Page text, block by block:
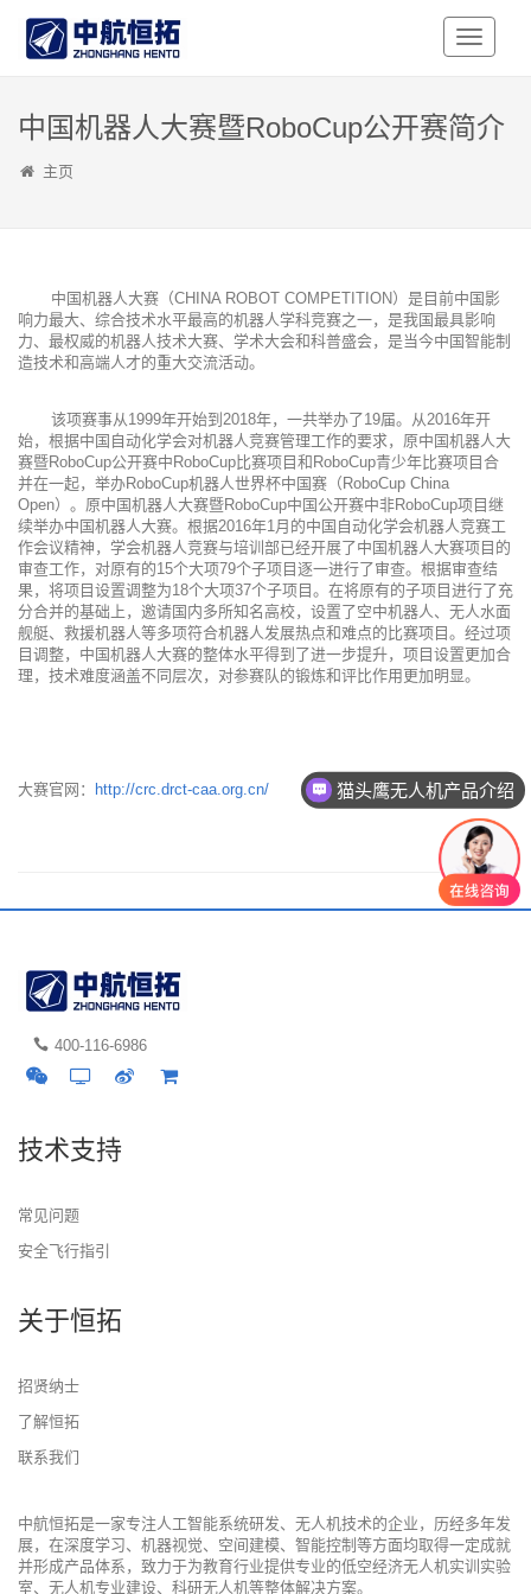
Toggle
中国机器人大赛暨RoboCup公开赛简介
主页
中国机器人大赛（CHINA ROBOT COMPETITION）是目前中国影
响力最大、综合技术水平最高的机器人学科竞赛之一，是我国最具影响
力、最权威的机器人技术大赛、学术大会和科普盛会，是当今中国智能制
造技术和高端人才的重大交流活动。
该项赛事从1999年开始到2018年，一共举办了19届。从2016年开
始，根据中国自动化学会对机器人竞赛管理工作的要求，原中国机器人大
赛暨RoboCup公开赛中RoboCup比赛项目和RoboCup青少年比赛项目合
并在一起，举办RoboCup机器人世界杯中国赛（RoboCup China
Open）。原中国机器人大赛暨RoboCup中国公开赛中非RoboCup项目继
续举办中国机器人大赛。根据2016年1月的中国自动化学会机器人竞赛工
作会议精神，学会机器人竞赛与培训部已经开展了中国机器人大赛项目的
审查工作，对原有的15个大项79个子项目逐一进行了审查。根据审查结
果，将项目设置调整为18个大项37个子项目。在将原有的子项目进行了充
分合并的基础上，邀请国内多所知名高校，设置了空中机器人、无人水面
舰艇、救援机器人等多项符合机器人发展热点和难点的比赛项目。经过项
目调整，中国机器人大赛的整体水平得到了进一步提升，项目设置更加合
理，技术难度涵盖不同层次，对参赛队的锻炼和评比作用更加明显。
大赛官网： http://crc.drct-caa.org.cn/
400-116-6986
技术支持
常见问题
安全飞行指引
关于恒拓
招贤纳士
了解恒拓
联系我们
中航恒拓是一家专注人工智能系统研发、无人机技术的企业，历经多年发
展，在深度学习、机器视觉、空间建模、智能控制等方面均取得一定成就
并形成产品体系，致力于为教育行业提供专业的低空经济无人机实训实验
室、无人机专业建设、科研无人机等整体解决方案。
猫头鹰无人机产品介绍